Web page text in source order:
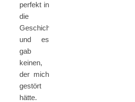
perfekt in
die
Geschichte
und es
gab
keinen,
der mich
gestört
hätte.